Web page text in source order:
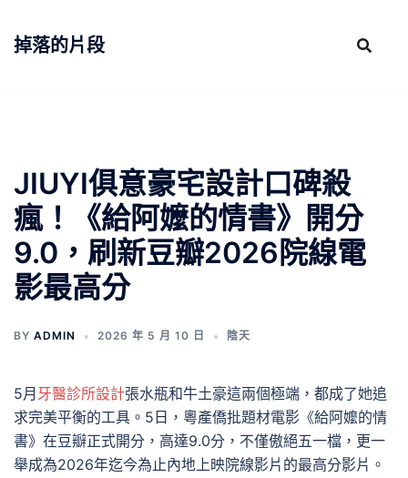
掉落的片段
JIUYI俱意豪宅設計口碑殺
瘋！《給阿嬤的情書》開分
9.0，刷新豆瓣2026院線電
影最高分
BY ADMIN 2026 年 5 月 10 日 陰天
5月 牙醫診所設計張水瓶和牛土豪這兩個極端，都成了她追
求完美平衡的工具。5日，粵產僑批題材電影《給阿嬤的情
書》在豆瓣正式開分，高達9.0分，不僅傲絕五一檔，更一
舉成為2026年迄今為止內地上映院線影片的最高分影片。